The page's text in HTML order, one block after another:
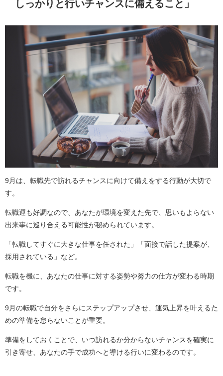
しっかりと行いチャンスに備えること」
9月は、転職先で訪れるチャンスに向けて備えをする行動が大切で
す。
転職運も好調なので、あなたが環境を変えた先で、思いもよらない
出来事に巡り合える可能性が秘められています。
「転職してすぐに大きな仕事を任された」「面接で話した提案が、
採用されている」など。
転職を機に、あなたの仕事に対する姿勢や努力の仕方が変わる時期
です。
9月の転職で自分をさらにステップアップさせ、運気上昇を叶えるた
めの準備を怠らないことが重要。
準備をしておくことで、いつ訪れるか分からないチャンスを確実に
引き寄せ、あなたの手で成功へと導ける行いに変わるのです。